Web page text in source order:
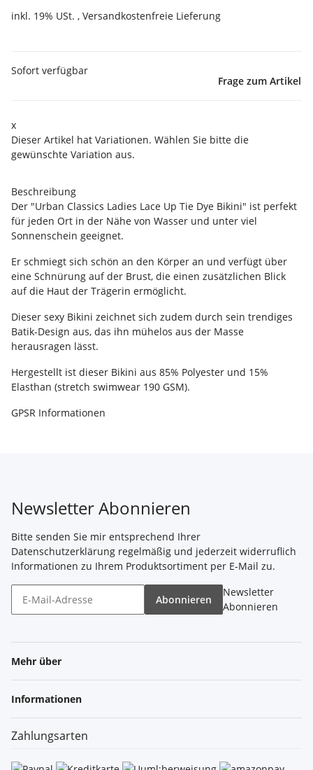
inkl. 19% USt. , Versandkostenfreie Lieferung
Sofort verfügbar
Frage zum Artikel
x
Dieser Artikel hat Variationen. Wählen Sie bitte die
gewünschte Variation aus.
Beschreibung
Der "Urban Classics Ladies Lace Up Tie Dye Bikini" ist perfekt
für jeden Ort in der Nähe von Wasser und unter viel
Sonnenschein geeignet.
Er schmiegt sich schön an den Körper an und verfügt über
eine Schnürung auf der Brust, die einen zusätzlichen Blick
auf die Haut der Trägerin ermöglicht.
Dieser sexy Bikini zeichnet sich zudem durch sein trendiges
Batik-Design aus, das ihn mühelos aus der Masse
herausragen lässt.
Hergestellt ist dieser Bikini aus 85% Polyester und 15%
Elasthan (stretch swimwear 190 GSM).
GPSR Informationen
Newsletter Abonnieren
Bitte senden Sie mir entsprechend Ihrer
Datenschutzerklärung regelmäßig und jederzeit widerruflich
Informationen zu Ihrem Produktsortiment per E-Mail zu.
Abonnieren
Newsletter
Abonnieren
Mehr über
Informationen
Zahlungsarten